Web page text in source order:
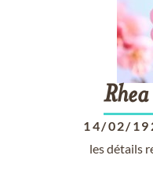
Rhea
14/02/
les détails